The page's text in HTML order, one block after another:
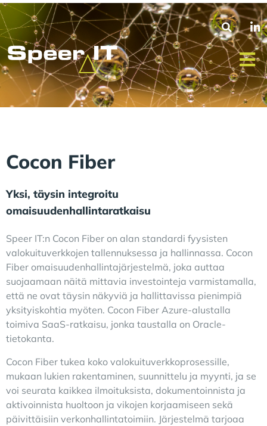
Cocon Fiber
Yksi, täysin integroitu
omaisuudenhallintaratkaisu
Speer IT:n Cocon Fiber on alan standardi fyysisten
valokuituverkkojen tallennuksessa ja hallinnassa. Cocon
Fiber omaisuudenhallintajärjestelmä, joka auttaa
suojaamaan näitä mittavia investointeja varmistamalla,
että ne ovat täysin näkyviä ja hallittavissa pienimpiä
yksityiskohtia myöten. Cocon Fiber Azure-alustalla
toimiva SaaS-ratkaisu, jonka taustalla on Oracle-
tietokanta.
Cocon Fiber tukea koko valokuituverkkoprosessille,
mukaan lukien rakentaminen, suunnittelu ja myynti, ja se
voi seurata kaikkea ilmoituksista, dokumentoinnista ja
aktivoinnista huoltoon ja vikojen korjaamiseen sekä
päivittäisiin verkonhallintatoimiin. Järjestelmä tarjoaa